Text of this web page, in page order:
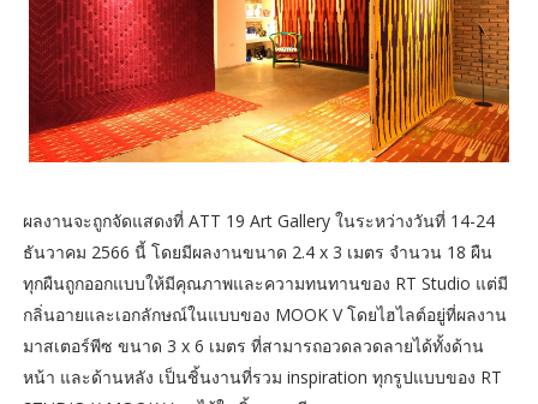
ผลงานจะถูกจัดแสดงที่ ATT 19 Art Gallery ในระหว่างวันที่ 14-24
ธันวาคม 2566 นี้ โดยมีผลงานขนาด 2.4 x 3 เมตร จำนวน 18 ผืน
ทุกผืนถูกออกแบบให้มีคุณภาพและความทนทานของ RT Studio แต่มี
กลิ่นอายและเอกลักษณ์ในแบบของ MOOK V โดยไฮไลต์อยู่ที่ผลงาน
มาสเตอร์พีซ ขนาด 3 x 6 เมตร ที่สามารถอวดลวดลายได้ทั้งด้าน
หน้า และด้านหลัง เป็นชิ้นงานที่รวม inspiration ทุกรูปแบบของ RT